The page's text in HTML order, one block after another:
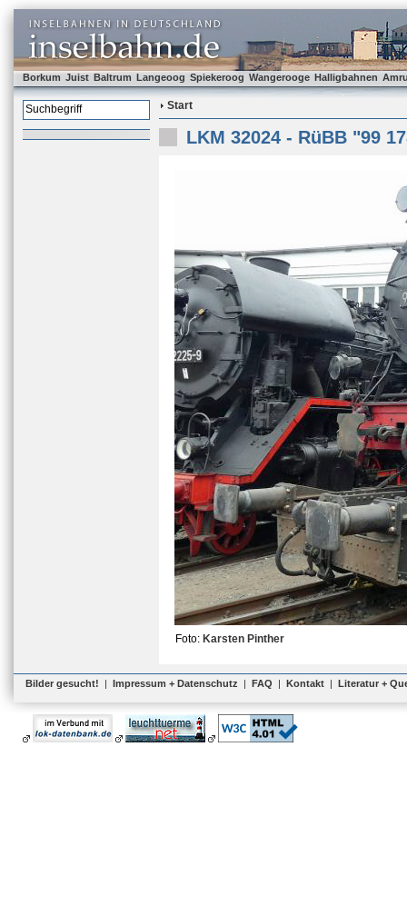
Borkum Juist Baltrum Langeoog Spiekeroog Wangerooge Halligbahnen
Start
LKM 32024 - RüBB "99
Foto: Karsten Pinther
Bilder gesucht! | Impressum + Datenschutz | FAQ | Kontakt | Literatur +